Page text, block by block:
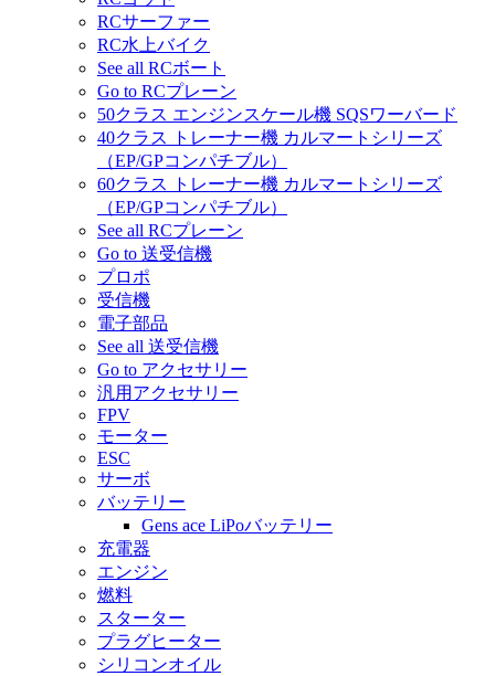
RCサーファー
RC水上バイク
See all RCボート
Go to RCプレーン
50クラス エンジンスケール機 SQSワーバード
40クラス トレーナー機 カルマートシリーズ
（EP/GPコンパチブル）
60クラス トレーナー機 カルマートシリーズ
（EP/GPコンパチブル）
See all RCプレーン
Go to 送受信機
プロポ
受信機
電子部品
See all 送受信機
Go to アクセサリー
汎用アクセサリー
FPV
モーター
ESC
サーボ
バッテリー
Gens ace LiPoバッテリー
充電器
エンジン
燃料
スターター
プラグヒーター
シリコンオイル